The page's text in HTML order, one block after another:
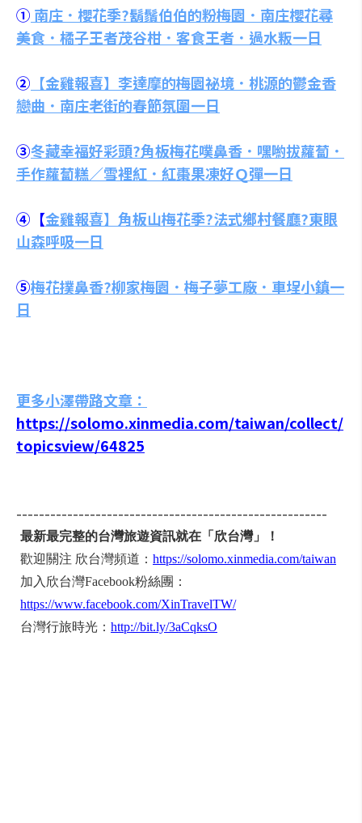
① 南庄．櫻花季?鬍鬚伯伯的粉梅園．南庄櫻花尋
美食．橘子王者茂谷柑．客食王者．過水粄一日
② 【金雞報喜】李達摩的梅園祕境．桃源的鬱金香
戀曲．南庄老街的春節氛圍一日
③冬藏幸福好彩頭?角板梅花噗鼻香．嘿喲拔蘿蔔．
手作蘿蔔糕／雪裡紅．紅棗果凍好Ｑ彈一日
④【金雞報喜】角板山梅花季?法式鄉村餐廳?東眼
山森呼吸一日
⑤梅花撲鼻香?柳家梅園．梅子夢工廠．車埕小鎮一
日
更多小澤帶路文章：
https://solomo.xinmedia.com/taiwan/collect/
topicsview/64825
-------------------------------------------------------
最新最完整的台灣旅遊資訊就在「欣台灣」！
歡迎關注 欣台灣頻道： https://solomo.xinmedia.com/taiwan
加入欣台灣Facebook粉絲團：
https://www.facebook.com/XinTravelTW/
台灣行旅時光： http://bit.ly/3aCqksO